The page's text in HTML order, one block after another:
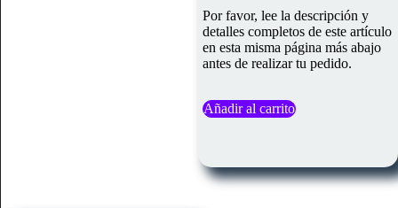
Por favor, lee la descripción y
detalles completos de este artículo
en esta misma página más abajo
antes de realizar tu pedido.
Añadir al carrito